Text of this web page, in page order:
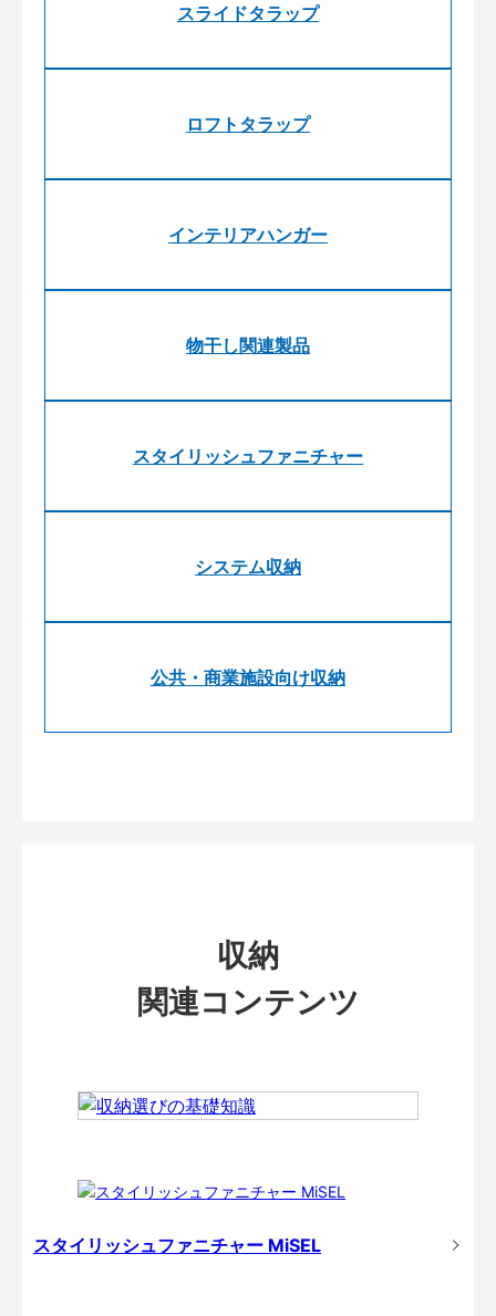
スライドタラップ
ロフトタラップ
インテリアハンガー
物干し関連製品
スタイリッシュファニチャー
システム収納
公共・商業施設向け収納
収納
関連コンテンツ
スタイリッシュファニチャー MiSEL